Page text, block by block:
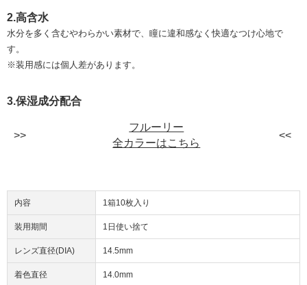
2.高含水
水分を多く含むやわらかい素材で、瞳に違和感なく快適なつけ心地で
す。
※装用感には個人差があります。
3.保湿成分配合
フルーリー
全カラーはこちら
内容 1箱10枚入り
装用期間 1日使い捨て
レンズ直径(DIA) 14.5mm
着色直径 14.0mm